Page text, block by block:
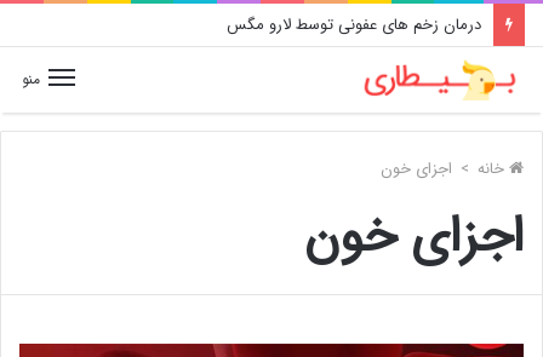
درمان زخم های عفونی توسط لارو مگس
منو
خانه > اجزای خون
اجزای خون